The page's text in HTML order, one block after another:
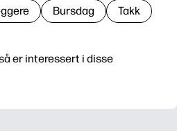
er interessert i disse
Bursdag Takk